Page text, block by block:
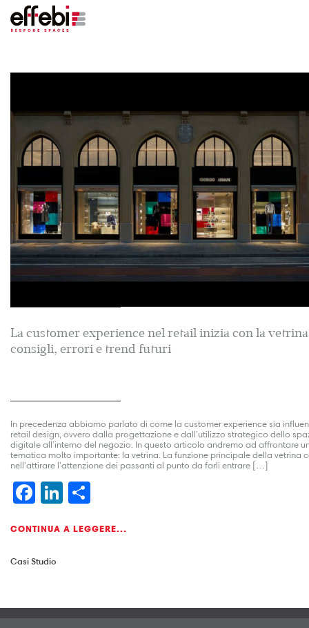
La customer experience nel retail inizia con la
consigli, errori e trend futuri
In precedenza abbiamo parlato di come la customer experience sia
retail design, ovvero dalla progettazione e dall’utilizzo strategico dello
digitale all’interno del negozio. In questo articolo andremo ad affrontare
tematica molto importante: la vetrina. La funzione principale della vetrina
nell’attirare l’attenzione dei passanti al punto da farli entrare […]
Facebook
LinkedIn
CONTINUA A LEGGERE...
Casi Studio